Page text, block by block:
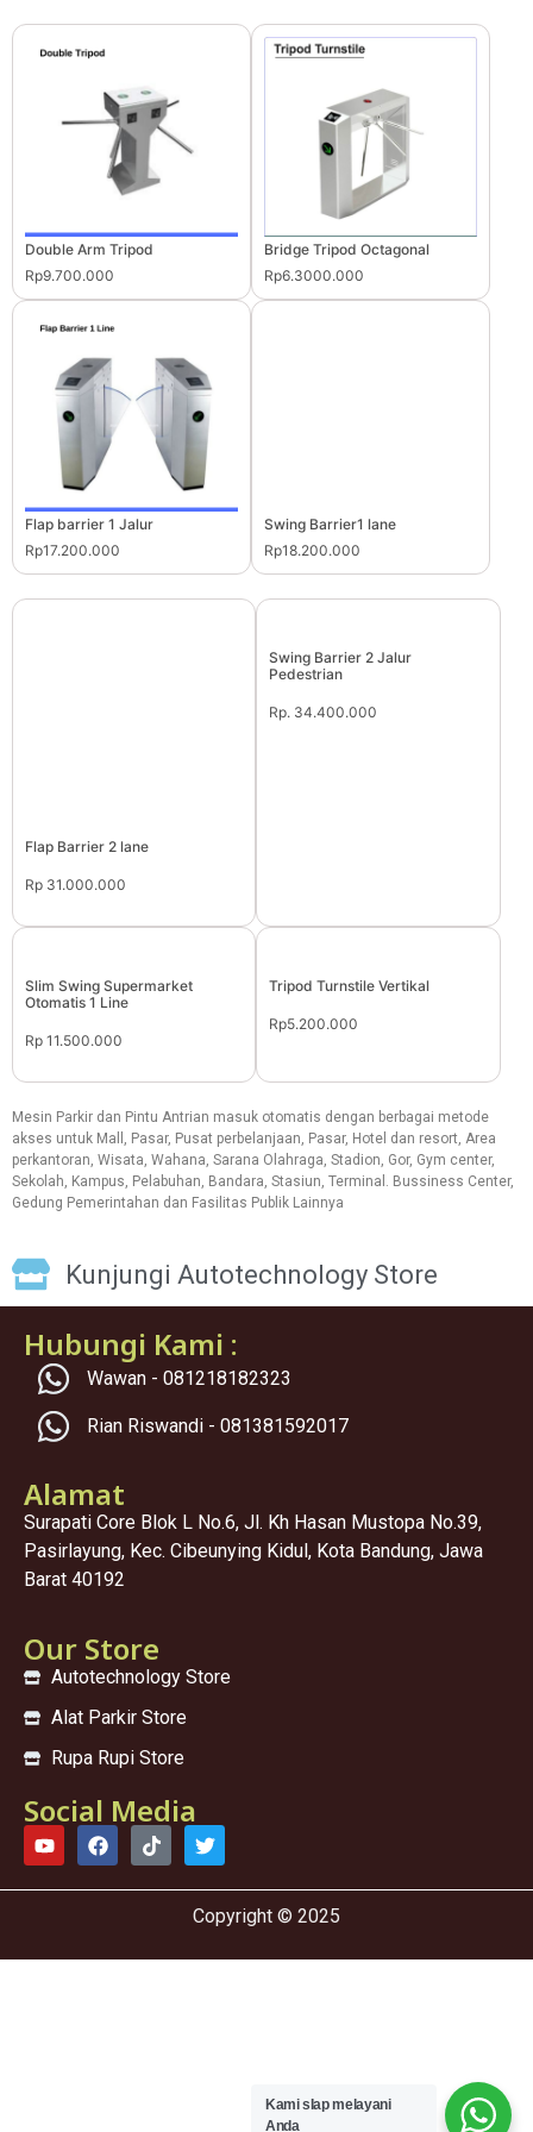
Double Arm Tripod
Rp9.700.000
Bridge Tripod Octagonal
Rp6.3000.000
Flap barrier 1 Jalur
Rp17.200.000
Swing Barrier1 lane
Rp18.200.000
Flap Barrier 2 lane
Rp 31.000.000
Swing Barrier 2 Jalur
Pedestrian
Rp. 34.400.000
Slim Swing Supermarket
Otomatis 1 Line
Rp 11.500.000
Tripod Turnstile Vertikal
Rp5.200.000
Mesin Parkir dan Pintu Antrian masuk otomatis dengan berbagai metode
akses untuk Mall, Pasar, Pusat perbelanjaan, Pasar, Hotel dan resort, Area
perkantoran, Wisata, Wahana, Sarana Olahraga, Stadion, Gor, Gym center,
Sekolah, Kampus, Pelabuhan, Bandara, Stasiun, Terminal. Bussiness Center,
Gedung Pemerintahan dan Fasilitas Publik Lainnya
Kunjungi Autotechnology Store
Hubungi Kami :
Wawan - 081218182323
Rian Riswandi - 081381592017
Alamat
Surapati Core Blok L No.6, Jl. Kh Hasan Mustopa No.39,
Pasirlayung, Kec. Cibeunying Kidul, Kota Bandung, Jawa
Barat 40192
Our Store
Autotechnology Store
Alat Parkir Store
Rupa Rupi Store
Social Media
Copyright © 2025
Kami sIap melayani
Anda